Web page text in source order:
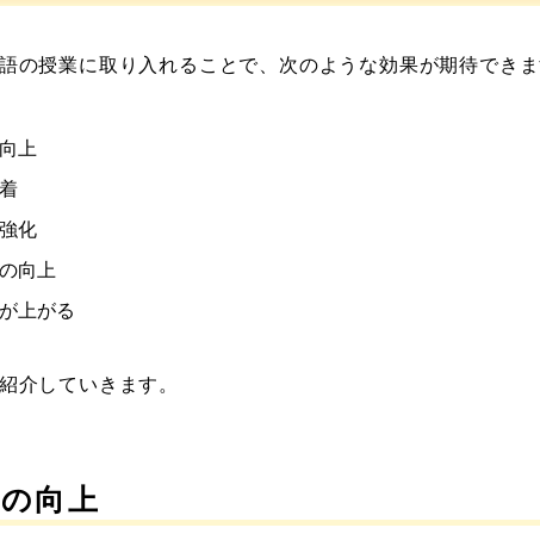
の授業に取り入れることで、次のような効果が期待でき
上
化
向上
上がる
介していきます。
向上